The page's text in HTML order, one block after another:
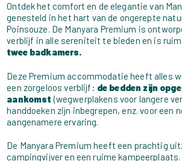
Ontdek het comfort en de elegantie van
genesteld in het hart van de ongerepte
Poinsouze. De Manyara Premium is
verblijf in alle sereniteit te bieden en is
twee badkamers.
Deze Premium accommodatie heeft alles
een zorgeloos verblijf: de bedden zijn
aankomst(wegwerplakens voor langere
handdoeken zijn inbegrepen, enz. voor een
aangenamere ervaring.
De Manyara Premium heeft een prachtig
campingvijver en een ruime kampeerplaats.